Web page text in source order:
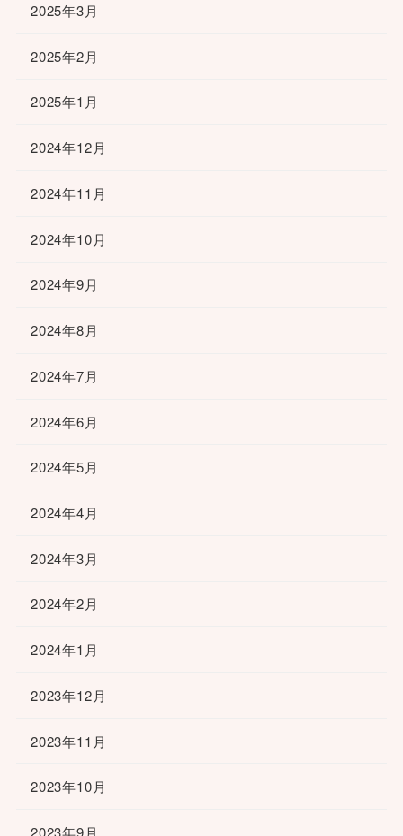
2025年3月
2025年2月
2025年1月
2024年12月
2024年11月
2024年10月
2024年9月
2024年8月
2024年7月
2024年6月
2024年5月
2024年4月
2024年3月
2024年2月
2024年1月
2023年12月
2023年11月
2023年10月
2023年9月